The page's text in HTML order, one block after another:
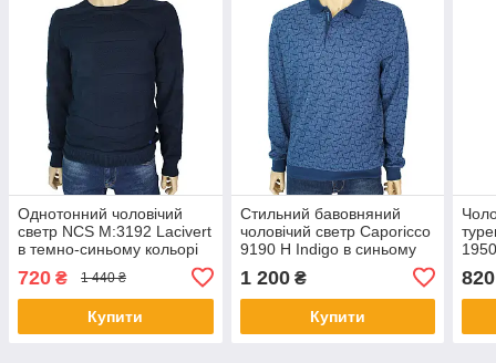
Однотонний чоловічий
светр NCS M:3192 Lacivert
в темно-синьому кольорі
720 ₴ 1 440 ₴
Купити
Стильний бавовняний
чоловічий светр Caporicco
9190 H Indigo в синьому
1 200₴
Купити
820